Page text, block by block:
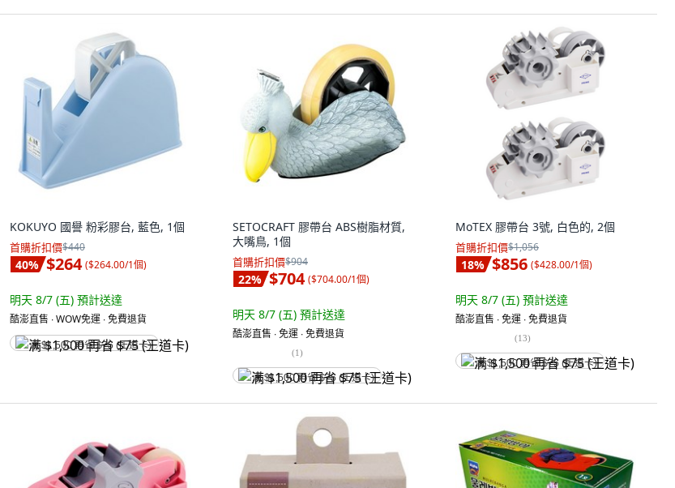
KOKUYO 國譽 粉彩膠台, 藍色, 1個
首購折扣價$440
40% $264 ($264.00/1個)
明天 8/7 (五) 預計送達
酷澎直售 ∙ WOW免運 ∙ 免費退貨
满 $1,500 再省 $75 (王道卡)
SETOCRAFT 膠帶台 ABS樹脂材質,
大嘴鳥, 1個
首購折扣價$904
22% $704 ($704.00/1個)
明天 8/7 (五) 預計送達
酷澎直售 ∙ 免運 ∙ 免費退貨
(1)
满 $1,500 再省 $75 (王道卡)
MoTEX 膠帶台 3號, 白色的, 2個
首購折扣價$1,056
18% $856 ($428.00/1個)
明天 8/7 (五) 預計送達
酷澎直售 ∙ 免運 ∙ 免費退貨
(13)
满 $1,500 再省 $75 (王道卡)